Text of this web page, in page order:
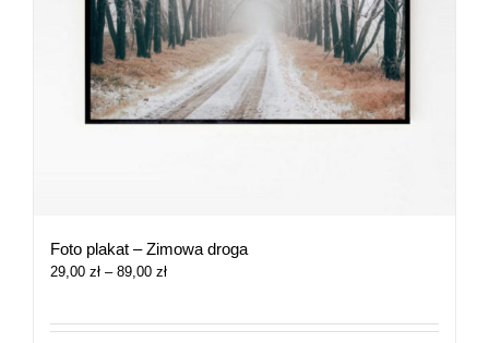
Foto plakat – Zimowa droga
29,00 zł – 89,00 złZakres
29,00 zł